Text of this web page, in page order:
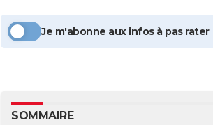
Je m'abonne aux infos à pas rater
SOMMAIRE